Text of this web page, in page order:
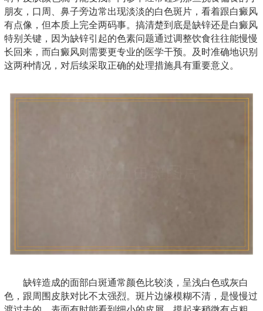
朋友，口周、鼻子旁边常出现淡淡的白色斑片，看着跟白癜风
有点像，但本质上完全两码事。搞清楚到底是缺锌还是白癜风
特别关键，因为缺锌引起的色素问题通过调整饮食往往能慢慢
长回来，而白癜风则需要更专业的医学干预。及时准确地识别
这两种情况，对后续采取正确的处理措施具有重要意义。
缺锌造成的面部白斑通常颜色比较淡，呈浅白色或灰白
色，跟周围皮肤对比不太强烈。斑片边缘模糊不清，是慢慢过